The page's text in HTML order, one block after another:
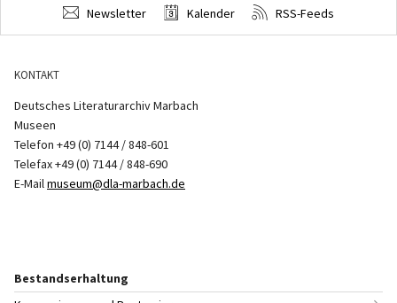
Newsletter Kalender RSS-Feeds
KONTAKT
Deutsches Literaturarchiv Marbach
Museen
Telefon +49 (0) 7144 / 848-601
Telefax +49 (0) 7144 / 848-690
E-Mail museum@dla-marbach.de
Bestandserhaltung